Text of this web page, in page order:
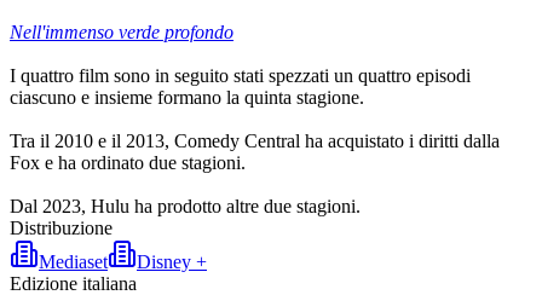
Nell'immenso verde profondo
I quattro film sono in seguito stati spezzati un quattro episodi
ciascuno e insieme formano la quinta stagione.
Tra il 2010 e il 2013, Comedy Central ha acquistato i diritti dalla
Fox e ha ordinato due stagioni.
Dal 2023, Hulu ha prodotto altre due stagioni.
Distribuzione
Mediaset
Disney +
Edizione italiana